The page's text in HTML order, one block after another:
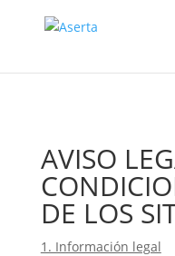
AVISO
DE LOS
1. Información legal